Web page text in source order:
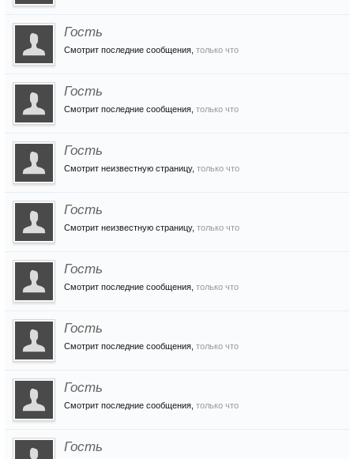
Гость
Смотрит последние сообщения, только что
Гость
Смотрит последние сообщения, только что
Гость
Смотрит неизвестную страницу, только что
Гость
Смотрит неизвестную страницу, только что
Гость
Смотрит последние сообщения, только что
Гость
Смотрит последние сообщения, только что
Гость
Смотрит последние сообщения, только что
Гость